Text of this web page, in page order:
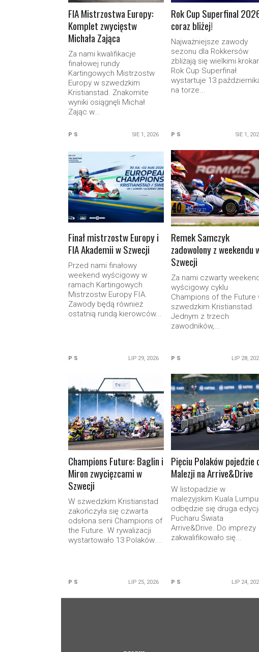
FIA Mistrzostwa Europy:
Komplet zwycięstw
Michała Zająca
Za nami kwalifikacje
finałowej rundy
Kartingowych Mistrzostw
Europy w szwedzkim
Kristianstad. Znakomite
wyniki osiągnęli Michał
Zając w...
P S SIE 1, 2026
Rok Cup Superfinal
coraz bliżej!
Najważniejsze zawody
sezonu dla Rokkersów
zbliżają się wielkimi
Rok Cup Superfinał
wystartuje 13
na torze...
P S SIE 1,
READ MORE
Finał mistrzostw Europy i
FIA Akademii w Szwecji
Przed nami finałowy
weekend wyścigowy w
ramach Kartingowych
Mistrzostw Europy FIA.
Zawody będą również
ostatnią rundą kierowców...
P S LIP 29, 2026
READ MORE
Remek Samczyk
zadowolony z weekendu
Szwecji
Za nami czwarty
wyścigowy cyklu
Champions of the Future
szwedzkim Kristianstad.
Jednym z trzech
zawodników,...
P S LIP 28,
READ MORE
Champions Future: Baglin i
Miron zwycięzcami w
Szwecji
W szwedzkim Kristianstad
zakończyła się czwarta
odsłona serii Champions of
the Future. W rywalizacji
wystartowało 13 Polaków....
P S LIP 25, 2026
READ MORE
Pięciu Polaków pojedzie
Malezji na Arrive&Drive
W listopadzie w
malezyjskim Kuala
odbędzie się druga
Pucharu Świata
Arrive&Drive. Do imprezy
zakwalifikowało się...
P S LIP 24,